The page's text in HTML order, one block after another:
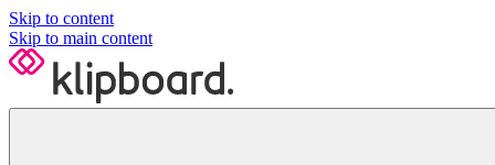
Skip to content
Skip to main content